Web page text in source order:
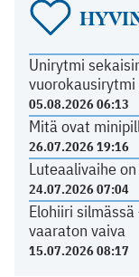
Unirytmi
vuorokausirytmi
05.08.2026 06:13
Mitä ovat
26.07.2026 19:16
Luteaalivaihe
24.07.2026 07:04
Elohiiri
vaaraton vaiva
15.07.2026 08:17